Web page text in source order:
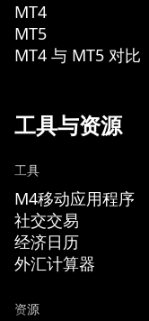
MT4
MT5
MT4 与 MT5 对比
工具与资源
工具
M4移动应用程序
社交交易
经济日历
外汇计算器
资源